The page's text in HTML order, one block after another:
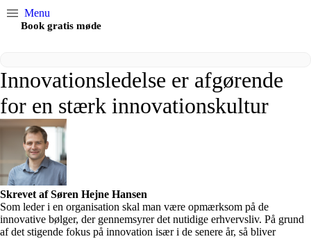
Book gratis møde
Menu
Innovationsledelse er afgørende
for en stærk innovationskultur
Skrevet af Søren Hejne Hansen
Som leder i en organisation skal man være opmærksom på de
innovative bølger, der gennemsyrer det nutidige erhvervsliv. På grund
af det stigende fokus på innovation især i de senere år, så bliver